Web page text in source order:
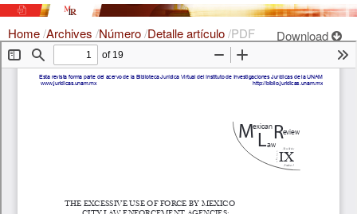
Home/Archives /Número/Detalle artículo/PDF Download